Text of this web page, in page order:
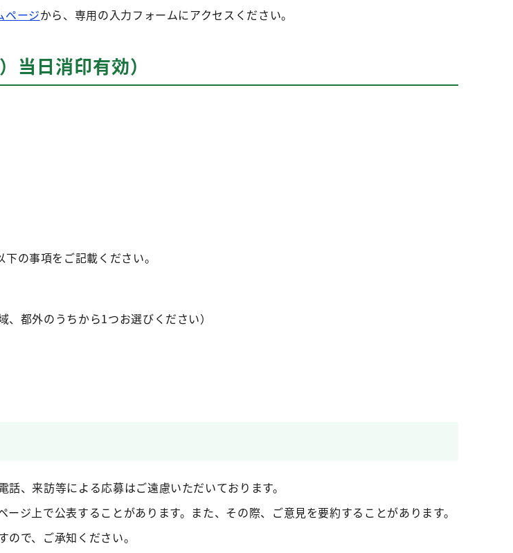
ページから、専用の入力フォームにアクセスください。
当日消印有効）
の事項をご記載ください。
都外のうちから1つお選びください）
、来訪等による応募はご遠慮いただいております。
ージ上で公表することがあります。また、その際、ご意見を要約することがあります。
ので、ご承知ください。